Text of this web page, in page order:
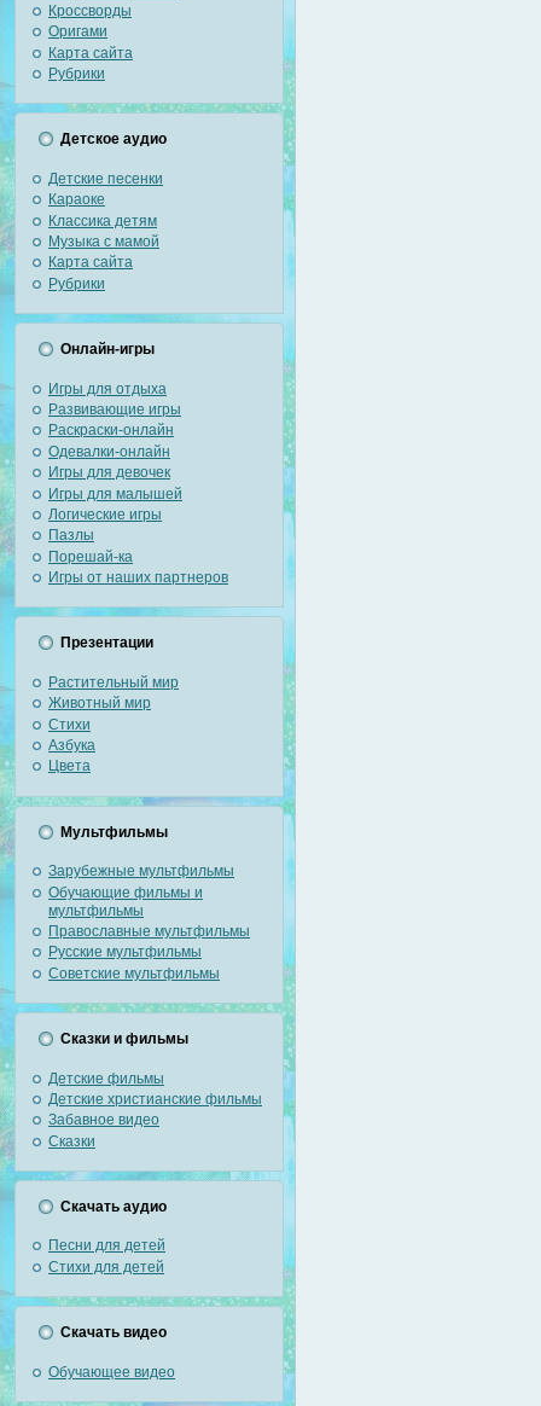
Кроссворды
Оригами
Карта сайта
Рубрики
Детское аудио
Детские песенки
Караоке
Классика детям
Музыка с мамой
Карта сайта
Рубрики
Онлайн-игры
Игры для отдыха
Развивающие игры
Раскраски-онлайн
Одевалки-онлайн
Игры для девочек
Игры для малышей
Логические игры
Пазлы
Порешай-ка
Игры от наших партнеров
Презентации
Растительный мир
Животный мир
Стихи
Азбука
Цвета
Мультфильмы
Зарубежные мультфильмы
Обучающие фильмы и
мультфильмы
Православные мультфильмы
Русские мультфильмы
Советские мультфильмы
Сказки и фильмы
Детские фильмы
Детские христианские фильмы
Забавное видео
Сказки
Скачать аудио
Песни для детей
Стихи для детей
Скачать видео
Обучающее видео